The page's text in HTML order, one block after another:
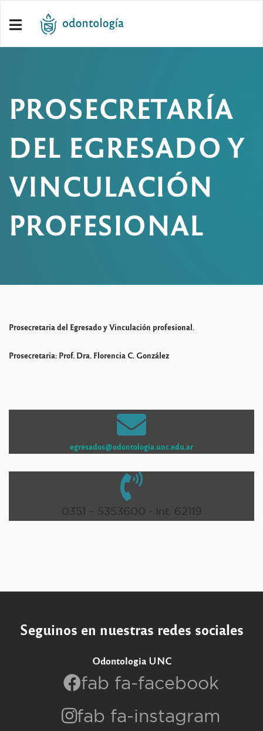
PROSECRETARÍA
DEL EGRESADO Y
VINCULACIÓN
PROFESIONAL
Prosecretaria del Egresado y Vinculación profesional.
Prosecretaria: Prof. Dra. Florencia C. González
egresados@odontologia.unc.edu.ar
0351 – 5353600 - Int. 62119
Seguinos en nuestras redes sociales
Odontologia UNC
fab fa-facebook
fab fa-instagram